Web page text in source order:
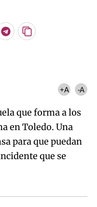
Telegram
Copiar
+A -A
que forma a los
en Toledo. Una
para que puedan
que se